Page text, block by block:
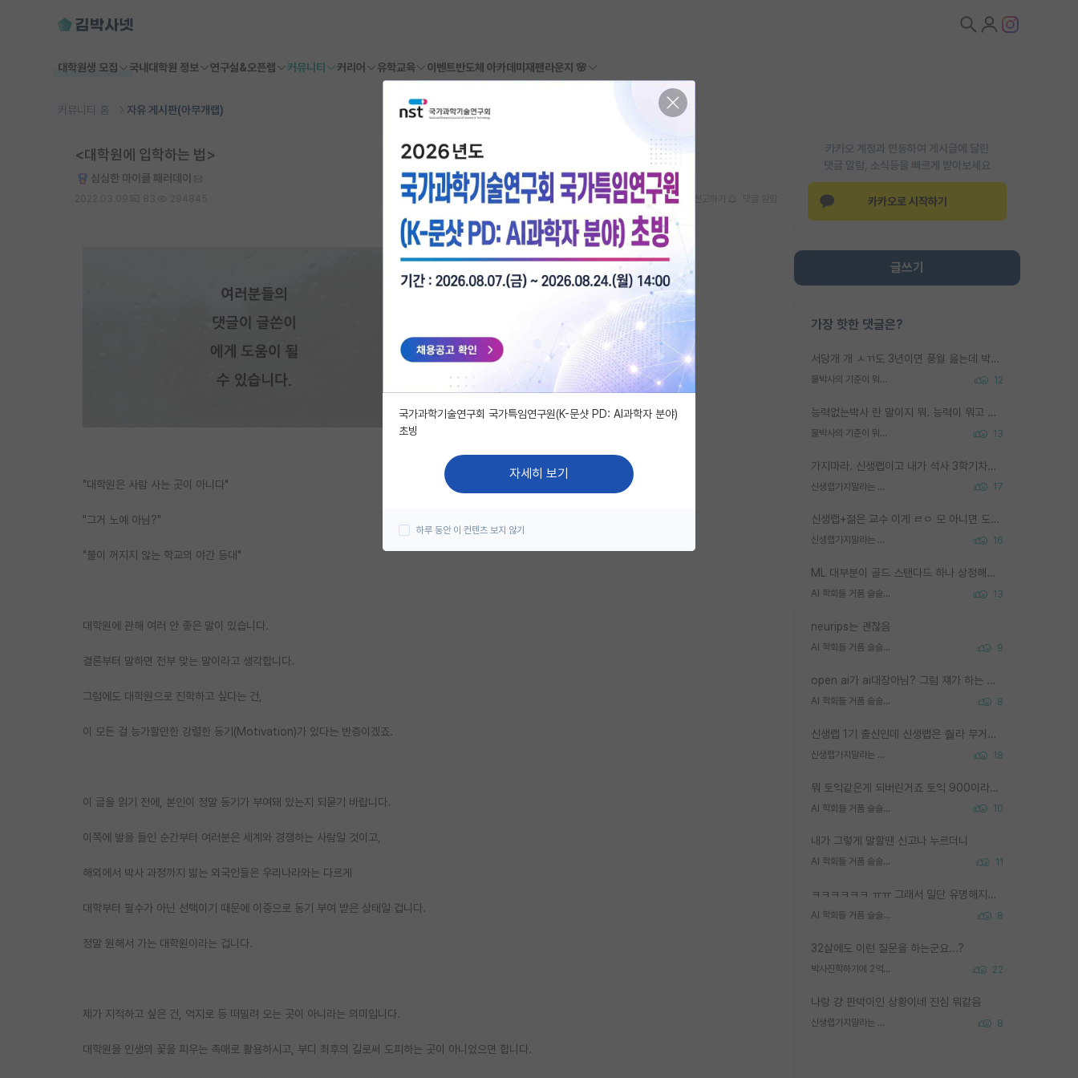
대학원생 모집 국내대학원 정보 연구실&오픈랩 커뮤니티 커리어 유학교육 이벤트반도체 아카데미 재팬라운지 🌸
커뮤니티 홈 자유 게시판(아무개랩)
카카오 계정과 연동하여 게시글에 달린
댓글 알람, 소식등을 빠르게 받아보세요
카카오로 시작하기
글쓰기
가장 핫한 댓글은?
서당개 개 ㅅㄲ도 3년이면 풍월 읊는데 박사 5년 이상 대리고 있으면서 물된건 교수 탓 맞는ㄱ게 거기가 서당이 아니란 소리임
물박사의 기준이 뭐임? 12
능력없는박사 란 말이지 뭐. 능력이 뭐고 능력이 있다는게 뭔지는 사람마다 기준이 다르니까 얘기해봐야 서로 자기 기준만 얘기해서 논쟁이 끝이 안나고. 주위에서 능력있고 야심있는 신입생이 교수가 유의미한 피드백을 아예 안주면서 제대로된 과제에 참여해볼 기회도 제공하지 않고 잡일 뺑뺑이만 돌려서 맨날 단순작업만 하면서 밤새다가 눈빛이 점점 죽어가는걸 본 사람은 물박사는 교수탓이라고 하고, 교수는 이것저것 알려도 주고 기회도 주고 사수 동기 붙여주면서 어떻게든 끌고가려고 하는데 본인이 매일 뺀질거리면서 출근 하는둥마는둥 하다가 기껏 와서도 폰이나 쳐다보다가 실험 망치고 저녁약속있어서 먼저 가볼게요~ 하는걸 본 사람은 물박사는 본인탓이라고 함.
물박사의 기준이 뭐임? 13
가지마라. 신생랩이고 내가 석사 3학기차인데 최고참인데 나도 아무것도 모르는데 교수가 후배들 왜 논문 교육 안시키냐. 논문 왜 안 써오냐 닦달한다
신생랩가지말라는 이유가 있었구나 17
신생랩+젊은 교수 이게 ㄹㅇ 모 아니면 도인듯.
신생랩가지말라는 이유가 있었구나 16
ML 대부분이 골드 스탠다드 하나 상정해놓고 (벤치마크 데이터셋이 여러 개면 여러 개 상정) 그거 얼마나 잘 맞추나 싸움임 가끔 번뜩이는 설계 철학을 보여주는 논문들도 있지만 대부분 그거 성적 얼마나 더 올리느라에 혈안이 되어 있는 측면이 잇음
AI 학회들 거품 슬슬 지적이 나오네요 13
neurips는 괜찮음
AI 학회들 거품 슬슬 지적이 나오네요 9
open ai가 ai대장아님? 그럼 쟤가 하는 말이 다 맞겠네
AI 학회들 거품 슬슬 지적이 나오네요 8
신생랩 1기 출신인데 신생랩은 줠라 무거운 바벨 같은거임. 들면 대박인데 못들면 깔려 죽음. 아무도 알려주지 않는 환경에서 자생해야하지만, 일단 살아남았다면 그 어떤 사람보다 악착같고 생존력 높은 사람으로 거듭날 수 있음
신생랩가지말라는 이유가 있었구나 18
뭐 토익같은게 되버린거죠 토익 900이라고 영어잘하는건 아닙니다만 잘하는사람은 다 900을 넘는 그런
AI 학회들 거품 슬슬 지적이 나오네요 10
내가 그렇게 말할땐 신고나 누르더니
AI 학회들 거품 슬슬 지적이 나오네요 11
ㅋㅋㅋㅋㅋㅋ ㅠㅠ 그래서 일단 유명해지는게 중요한거같습니다
AI 학회들 거품 슬슬 지적이 나오네요 8
32살에도 이런 질문을 하는군요...?
박사진학하기에 2억은 괜찮은 (?) 정도의 경제력인가요 22
나랑 걍 판박이인 상황이네 진심 뭐같음
신생랩가지말라는 이유가 있었구나 8
<대학원에 입학하는 법>
심심한 마이클 패러데이
스크랩
"대학원은 사람 사는 곳이 아니다"
"그거 노예 아님?"
"불이 꺼지지 않는 학교의 야간 등대"
대학원에 관해 여러 안 좋은 말이 있습니다.
결론부터 말하면 전부 맞는 말이라고 생각합니다.
그럼에도 대학원으로 진학하고 싶다는 건,
이 모든 걸 능가할만한 강렬한 동기(Motivation)가 있다는 반증이겠죠.
이 글을 읽기 전에, 본인이 정말 동기가 부여돼 있는지 되묻기 바랍니다.
이쪽에 발을 들인 순간부터 여러분은 세계와 경쟁하는 사람일 것이고,
해외에서 박사 과정까지 밟는 외국인들은 우리나라와는 다르게
대학부터 필수가 아닌 선택이기 때문에 이중으로 동기 부여 받은 상태일 겁니다.
정말 원해서 가는 대학원이라는 겁니다.
제가 지적하고 싶은 건, 억지로 등 떠밀려 오는 곳이 아니라는 의미입니다.
대학원을 인생의 꽃을 피우는 촉매로 활용하시고, 부디 최후의 길로써 도피하는 곳이 아니었으면 합니다.
국가과학기술연구회 국가특임연구원(K-문샷 PD: AI과학자 분야)
초빙
자세히 보기
하루 동안 이 컨텐츠 보지 않기